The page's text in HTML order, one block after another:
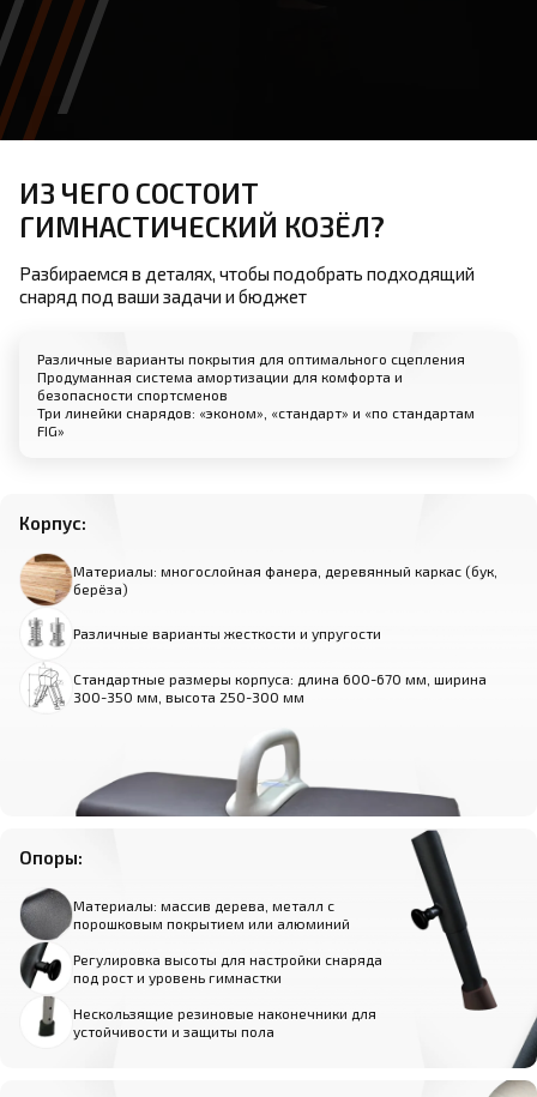
ИЗ ЧЕГО СОСТОИТ
ГИМНАСТИЧЕСКИЙ КОЗЁЛ?
Разбираемся в деталях, чтобы подобрать подходящий
снаряд под ваши задачи и бюджет
Различные варианты покрытия для оптимального сцепления
Продуманная система амортизации для комфорта и
безопасности спортсменов
Три линейки снарядов: «эконом», «стандарт» и «по стандартам
FIG»
Корпус:
Материалы: многослойная фанера, деревянный каркас (бук,
берёза)
Различные варианты жесткости и упругости
Стандартные размеры корпуса: длина 600-670 мм, ширина
300-350 мм, высота 250-300 мм
Опоры:
Материалы: массив дерева, металл с
порошковым покрытием или алюминий
Регулировка высоты для настройки снаряда
под рост и уровень гимнастки
Нескользящие резиновые наконечники для
устойчивости и защиты пола